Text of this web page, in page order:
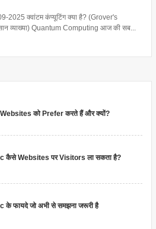
2025 क्वांटम कंप्यूटिंग क्या है? (Grover's
व्याख्या) Quantum Computing आज की सब...
को Prefer करते हैं और क्यों?
कैसे Websites पर Visitors ला सकता है?
फायदे जो अभी से समझना जरूरी है